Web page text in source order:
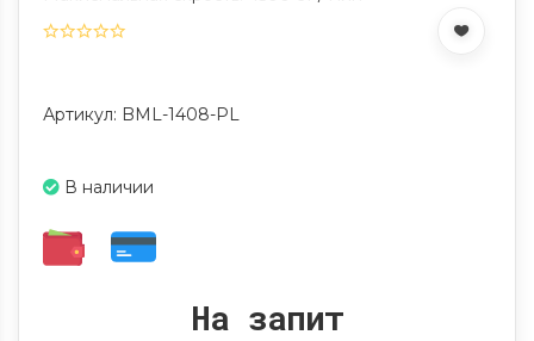
Артикул: BML-1408-PL
В наличии
На запит